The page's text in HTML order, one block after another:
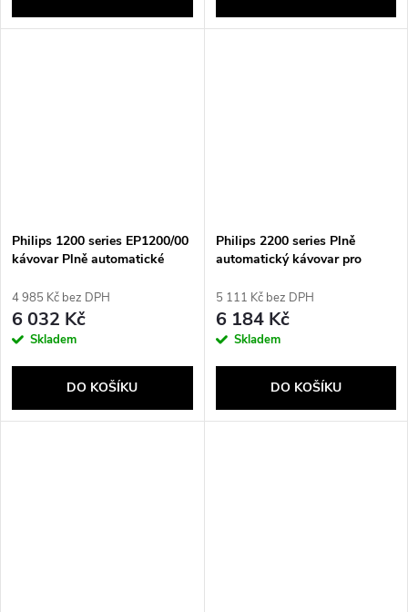
Philips 1200 series EP1200/00
kávovar Plně automatické
4 985 Kč bez DPH
6 032 Kč
Skladem
DO KOŠÍKU
Philips 2200 series Plně
automatický kávovar pro
5 111 Kč bez DPH
6 184 Kč
Skladem
DO KOŠÍKU